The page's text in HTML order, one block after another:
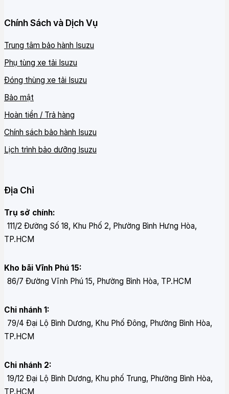
Chính Sách và Dịch Vụ
Trung tâm bảo hành Isuzu
Phụ tùng xe tải Isuzu
Đóng thùng xe tải Isuzu
Bảo mật
Hoàn tiền / Trả hàng
Chính sách bảo hành Isuzu
Lịch trình bảo dưỡng Isuzu
Địa Chỉ
Trụ sở chính:
111/2 Đường Số 18, Khu Phố 2, Phường Bình Hưng Hòa,
TP.HCM
Kho bãi Vĩnh Phú 15:
86/7 Đường Vĩnh Phú 15, Phường Bình Hòa, TP.HCM
Chi nhánh 1:
79/4 Đại Lộ Bình Dương, Khu Phố Đông, Phường Bình Hòa,
TP.HCM
Chi nhánh 2:
19/12 Đại Lộ Bình Dương, Khu phố Trung, Phường Bình Hòa,
TP.HCM